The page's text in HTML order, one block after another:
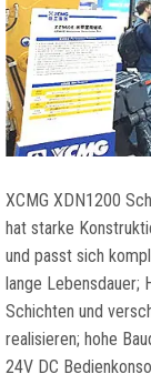
XCMG XDN1200
hat starke
und passt sich
lange Lebensdauer;
Schichten und
realisieren; hohe
24V DC